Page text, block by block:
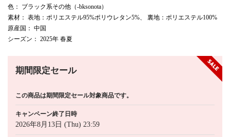
色 ： ブラック系その他（-bksonota）
素材 ： 表地：ポリエステル95%ポリウレタン5%、 裏地：ポリエステル100%
原産国 ： 中国
シーズン ： 2025年 春夏
期間限定セール
この商品は期間限定セール対象商品です。
キャンペーン終了日時
2026年8月13日 (Thu) 23:59